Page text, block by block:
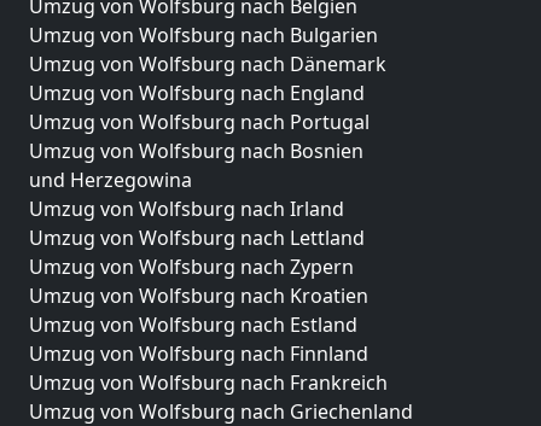
Umzug von Wolfsburg nach Belgien
Umzug von Wolfsburg nach Bulgarien
Umzug von Wolfsburg nach Dänemark
Umzug von Wolfsburg nach England
Umzug von Wolfsburg nach Portugal
Umzug von Wolfsburg nach Bosnien
und Herzegowina
Umzug von Wolfsburg nach Irland
Umzug von Wolfsburg nach Lettland
Umzug von Wolfsburg nach Zypern
Umzug von Wolfsburg nach Kroatien
Umzug von Wolfsburg nach Estland
Umzug von Wolfsburg nach Finnland
Umzug von Wolfsburg nach Frankreich
Umzug von Wolfsburg nach Griechenland